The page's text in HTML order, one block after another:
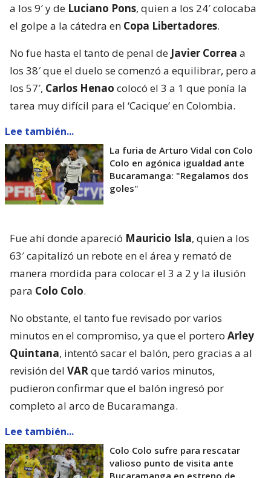
a los 9′ y de Luciano Pons, quien a los 24′ colocaba
el golpe a la cátedra en Copa Libertadores.
No fue hasta el tanto de penal de Javier Correa a
los 38′ que el duelo se comenzó a equilibrar, pero a
los 57′, Carlos Henao colocó el 3 a 1 que ponía la
tarea muy difícil para el ‘Cacique’ en Colombia.
Lee también...
La furia de Arturo Vidal con Colo
Colo en agónica igualdad ante
Bucaramanga: "Regalamos dos
goles"
Fue ahí donde apareció Mauricio Isla, quien a los
63′ capitalizó un rebote en el área y remató de
manera mordida para colocar el 3 a 2 y la ilusión
para Colo Colo.
No obstante, el tanto fue revisado por varios
minutos en el compromiso, ya que el portero Arley
Quintana, intentó sacar el balón, pero gracias a al
revisión del VAR que tardó varios minutos,
pudieron confirmar que el balón ingresó por
completo al arco de Bucaramanga.
Lee también...
Colo Colo sufre para rescatar
valioso punto de visita ante
Bucaramanga en estreno de